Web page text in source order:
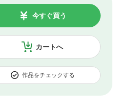
カートへ
今すぐ買う
作品をチェックする